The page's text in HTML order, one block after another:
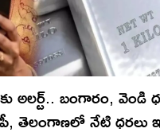
అలర్ట్.. బంగారం, వెండి
తెలంగాణలో నేటి ధరలు